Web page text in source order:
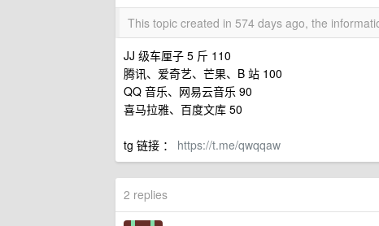
This topic created in 574 days ago, the
JJ 级车厘子 5 斤 110
腾讯、爱奇艺、芒果、B 站 100
QQ 音乐、网易云音乐 90
喜马拉雅、百度文库 50
tg 链接 ： https://t.me/qwqqaw
2 replies